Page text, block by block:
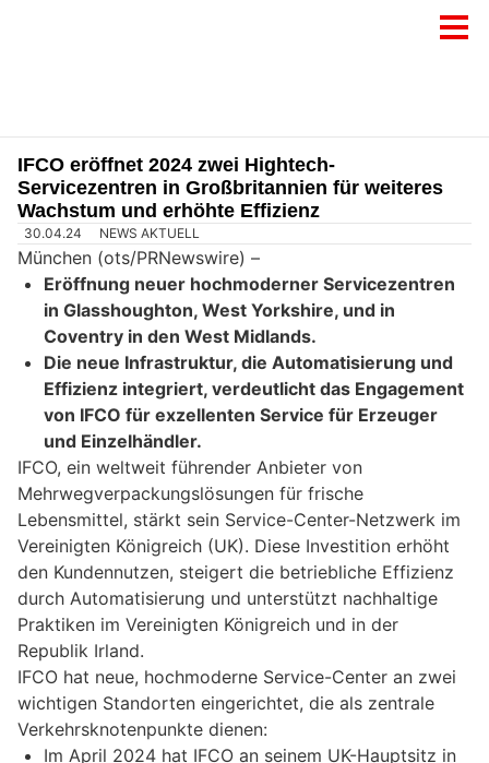
IFCO eröffnet 2024 zwei Hightech-
Servicezentren in Großbritannien für weiteres
Wachstum und erhöhte Effizienz
30.04.24 NEWS AKTUELL
München (ots/PRNewswire) –
Eröffnung neuer hochmoderner Servicezentren
in Glasshoughton, West Yorkshire, und in
Coventry in den West Midlands.
Die neue Infrastruktur, die Automatisierung und
Effizienz integriert, verdeutlicht das Engagement
von IFCO für exzellenten Service für Erzeuger
und Einzelhändler.
IFCO, ein weltweit führender Anbieter von
Mehrwegverpackungslösungen für frische
Lebensmittel, stärkt sein Service-Center-Netzwerk im
Vereinigten Königreich (UK). Diese Investition erhöht
den Kundennutzen, steigert die betriebliche Effizienz
durch Automatisierung und unterstützt nachhaltige
Praktiken im Vereinigten Königreich und in der
Republik Irland.
IFCO hat neue, hochmoderne Service-Center an zwei
wichtigen Standorten eingerichtet, die als zentrale
Verkehrsknotenpunkte dienen:
Im April 2024 hat IFCO an seinem UK-Hauptsitz in